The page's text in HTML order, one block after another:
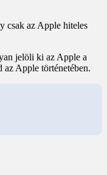
csak az Apple hiteles
jelöli ki az Apple a
az Apple történetében.